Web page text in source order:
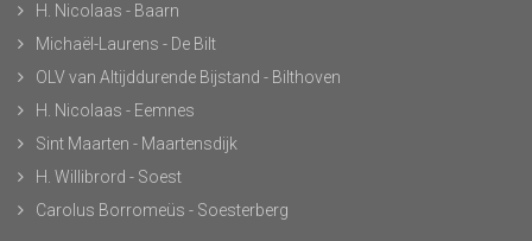
H. Nicolaas - Baarn
Michaël-Laurens - De Bilt
OLV van Altijddurende Bijstand - Bilthoven
H. Nicolaas - Eemnes
Sint Maarten - Maartensdijk
H. Willibrord - Soest
Carolus Borromeüs - Soesterberg